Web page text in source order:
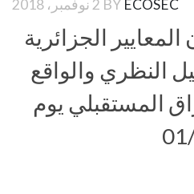
2 نوفمبر، 2018 BY ECOSEC
الجزائرية
النظري والواقع
المستقبلي يوم